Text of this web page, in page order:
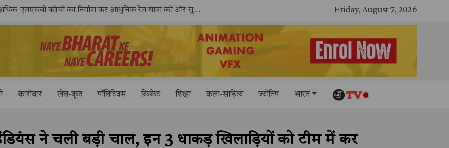
Friday, August 7, 2026
कारोबार खेल-कूद पॉलिटिक्स क्रिकेट शिक्षा कला-साहित्य ज्योतिष भारत
ने चली बड़ी चाल, इन 3 धाकड़ खिलाड़ियों को टीम में कर